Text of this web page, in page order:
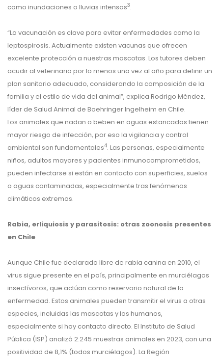
como inundaciones o lluvias intensas3.
“La vacunación es clave para evitar enfermedades como la
leptospirosis. Actualmente existen vacunas que ofrecen
excelente protección a nuestras mascotas. Los tutores deben
acudir al veterinario por lo menos una vez al año para definir un
plan sanitario adecuado, considerando la composición de la
familia y el estilo de vida del animal”, explica Rodrigo Méndez,
líder de Salud Animal de Boehringer Ingelheim en Chile.
Los animales que nadan o beben en aguas estancadas tienen
mayor riesgo de infección, por eso la vigilancia y control
ambiental son fundamentales4. Las personas, especialmente
niños, adultos mayores y pacientes inmunocomprometidos,
pueden infectarse si están en contacto con superficies, suelos
o aguas contaminadas, especialmente tras fenómenos
climáticos extremos.
Rabia, erliquiosis y parasitosis: otras zoonosis presentes
en Chile
Aunque Chile fue declarado libre de rabia canina en 2010, el
virus sigue presente en el país, principalmente en murciélagos
insectívoros, que actúan como reservorio natural de la
enfermedad. Estos animales pueden transmitir el virus a otras
especies, incluidas las mascotas y los humanos,
especialmente si hay contacto directo. El Instituto de Salud
Pública (ISP) analizó 2.245 muestras animales en 2023, con una
positividad de 8,1% (todos murciélagos). La Región